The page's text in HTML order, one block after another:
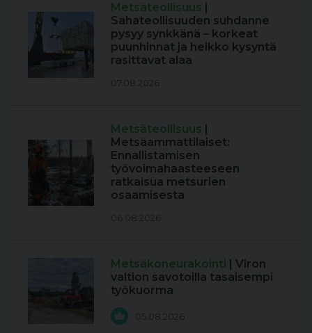
Metsäteollisuus |
Sahateollisuuden suhdanne
pysyy synkkänä – korkeat
puunhinnat ja heikko kysyntä
rasittavat alaa
07.08.2026
Metsäteollisuus |
Metsäammattilaiset:
Ennallistamisen
työvoimahaasteeseen
ratkaisua metsurien
osaamisesta
06.08.2026
Metsäkoneurakointi | Viron
valtion savotoilla tasaisempi
työkuorma
05.08.2026